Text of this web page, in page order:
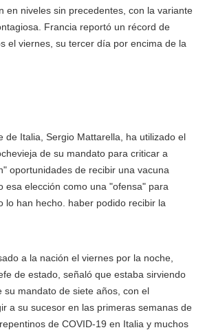
en niveles sin precedentes, con la variante
Francia reportó un récord de
el viernes, su tercer día por encima de la
de Italia, Sergio Mattarella, ha utilizado el
de su mandato para criticar a
oportunidades de recibir una vacuna
esa elección como una "ofensa" para
lo han hecho. haber podido recibir la
a la nación el viernes por la noche,
de estado, señaló que estaba sirviendo
su mandato de siete años, con el
a su sucesor en las primeras semanas de
de COVID-19 en Italia y muchos